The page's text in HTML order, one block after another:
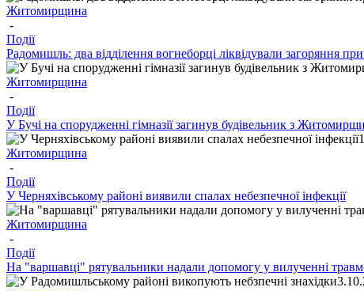
Житомирщина
-
Події
Радомишль: два відділення вогнеборці ліквідували загоряння
Житомирщина
-
Події
У Бучі на спорудженні гімназії загинув будівельник з
Житомирщина
-
Події
У Черняхівському районі виявили спалах небезпечної інфекції
Житомирщина
-
Події
На "варшавці" рятувальники надали допомогу у вилученні